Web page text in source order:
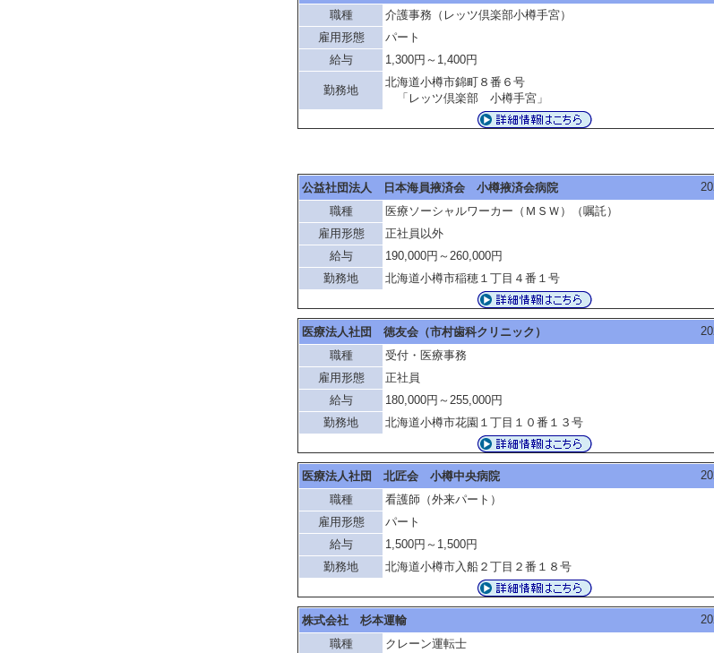
職種
介護事務（レッツ倶楽部小樽手宮）
雇用形態
パート
給与
1,300円～1,400円
勤務地
北海道小樽市錦町８番６号
「レッツ倶楽部 小樽手宮」
公益社団法人 日本海員掖済会 小樽掖済会病院
職種
医療ソーシャルワーカー（ＭＳＷ）（嘱託）
雇用形態
正社員以外
給与
190,000円～260,000円
勤務地
北海道小樽市稲穂１丁目４番１号
医療法人社団 徳友会（市村歯科クリニック）
職種
受付・医療事務
雇用形態
正社員
給与
180,000円～255,000円
勤務地
北海道小樽市花園１丁目１０番１３号
医療法人社団 北匠会 小樽中央病院
職種
看護師（外来パート）
雇用形態
パート
給与
1,500円～1,500円
勤務地
北海道小樽市入船２丁目２番１８号
株式会社 杉本運輸
職種
クレーン運転士